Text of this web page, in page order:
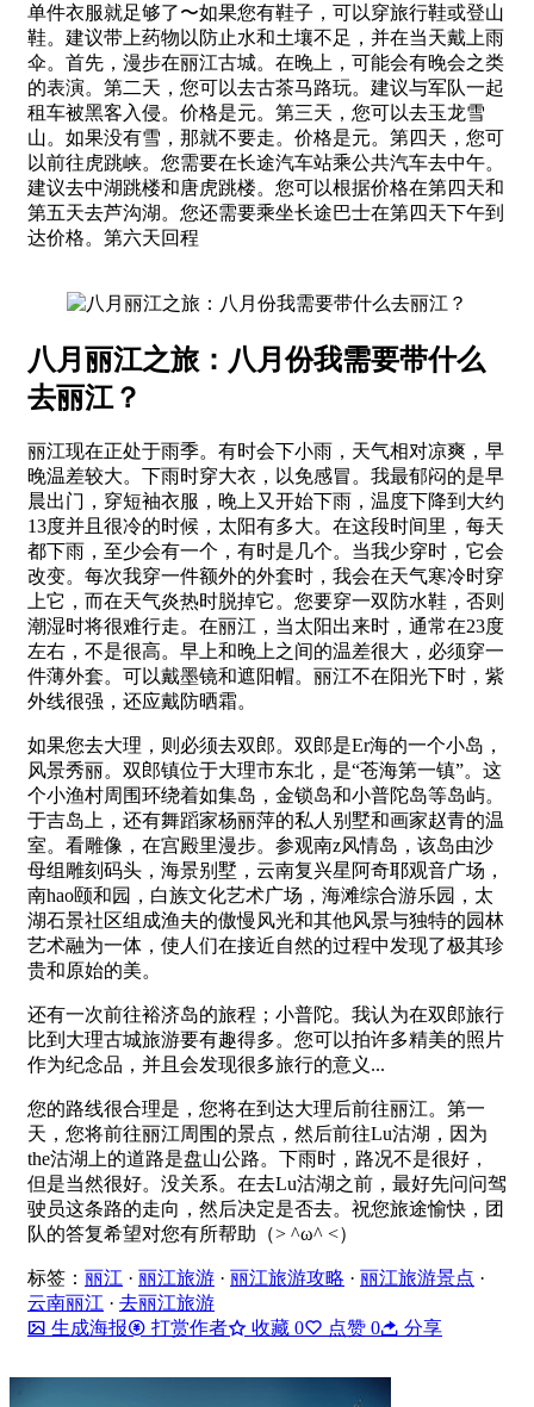
单件衣服就足够了〜如果您有鞋子，可以穿旅行鞋或登山
鞋。建议带上药物以防止水和土壤不足，并在当天戴上雨
伞。首先，漫步在丽江古城。在晚上，可能会有晚会之类
的表演。第二天，您可以去古茶马路玩。建议与军队一起
租车被黑客入侵。价格是元。第三天，您可以去玉龙雪
山。如果没有雪，那就不要走。价格是元。第四天，您可
以前往虎跳峡。您需要在长途汽车站乘公共汽车去中午。
建议去中湖跳楼和唐虎跳楼。您可以根据价格在第四天和
第五天去芦沟湖。您还需要乘坐长途巴士在第四天下午到
达价格。第六天回程
八月丽江之旅：八月份我需要带什么
去丽江？
丽江现在正处于雨季。有时会下小雨，天气相对凉爽，早
晚温差较大。下雨时穿大衣，以免感冒。我最郁闷的是早
晨出门，穿短袖衣服，晚上又开始下雨，温度下降到大约
13度并且很冷的时候，太阳有多大。在这段时间里，每天
都下雨，至少会有一个，有时是几个。当我少穿时，它会
改变。每次我穿一件额外的外套时，我会在天气寒冷时穿
上它，而在天气炎热时脱掉它。您要穿一双防水鞋，否则
潮湿时将很难行走。在丽江，当太阳出来时，通常在23度
左右，不是很高。早上和晚上之间的温差很大，必须穿一
件薄外套。可以戴墨镜和遮阳帽。丽江不在阳光下时，紫
外线很强，还应戴防晒霜。
如果您去大理，则必须去双郎。双郎是Er海的一个小岛，
风景秀丽。双郎镇位于大理市东北，是“苍海第一镇”。这
个小渔村周围环绕着如集岛，金锁岛和小普陀岛等岛屿。
于吉岛上，还有舞蹈家杨丽萍的私人别墅和画家赵青的温
室。看雕像，在宫殿里漫步。参观南z风情岛，该岛由沙
母组雕刻码头，海景别墅，云南复兴星阿奇耶观音广场，
南hao颐和园，白族文化艺术广场，海滩综合游乐园，太
湖石景社区组成渔夫的傲慢风光和其他风景与独特的园林
艺术融为一体，使人们在接近自然的过程中发现了极其珍
贵和原始的美。
还有一次前往裕济岛的旅程；小普陀。我认为在双郎旅行
比到大理古城旅游要有趣得多。您可以拍许多精美的照片
作为纪念品，并且会发现很多旅行的意义...
您的路线很合理是，您将在到达大理后前往丽江。第一
天，您将前往丽江周围的景点，然后前往Lu沽湖，因为
the沽湖上的道路是盘山公路。下雨时，路况不是很好，
但是当然很好。没关系。在去Lu沽湖之前，最好先问问驾
驶员这条路的走向，然后决定是否去。祝您旅途愉快，团
队的答复希望对您有所帮助（> ^ω^ <）
标签： 丽江 · 丽江旅游 · 丽江旅游攻略 · 丽江旅游景点 ·
云南丽江 · 去丽江旅游
生成海报
打赏作者 收藏 0 点赞 0 分享